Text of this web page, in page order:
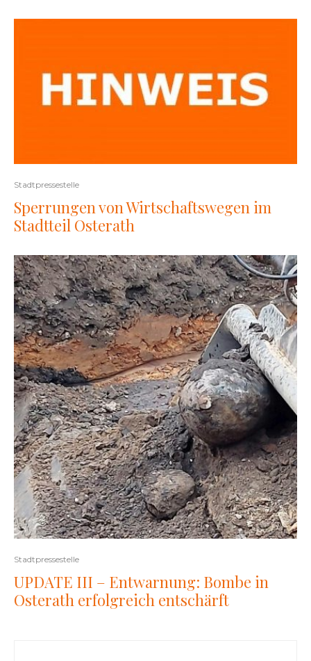
Stadtpressestelle
Sperrungen von Wirtschaftswegen im
Stadtteil Osterath
Stadtpressestelle
UPDATE III – Entwarnung: Bombe in
Osterath erfolgreich entschärft